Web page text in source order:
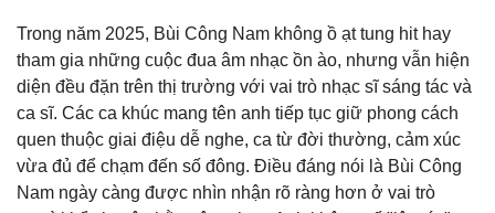
Trong năm 2025, Bùi Công Nam không ồ ạt tung hit hay
tham gia những cuộc đua âm nhạc ồn ào, nhưng vẫn hiện
diện đều đặn trên thị trường với vai trò nhạc sĩ sáng tác và
ca sĩ. Các ca khúc mang tên anh tiếp tục giữ phong cách
quen thuộc giai điệu dễ nghe, ca từ đời thường, cảm xúc
vừa đủ để chạm đến số đông. Điều đáng nói là Bùi Công
Nam ngày càng được nhìn nhận rõ ràng hơn ở vai trò